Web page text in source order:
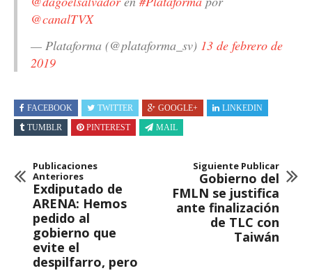
@canalTVX
— Plataforma (@plataforma_sv) 13 de febrero de
2019
FACEBOOK TWITTER GOOGLE+
LINKEDIN
TUMBLR
PINTEREST MAIL
Publicaciones
Anteriores
Exdiputado de
ARENA: Hemos
pedido al
gobierno que
evite el
despilfarro, pero
Siguiente Publicar
Gobierno del
FMLN se justifica
ante finalización
de TLC con
Taiwán